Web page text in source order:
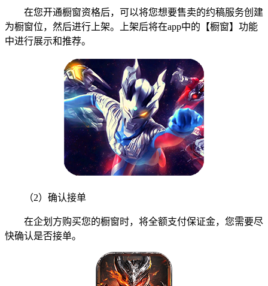
在您开通橱窗资格后，可以将您想要售卖的约稿服务创建
为橱窗位，然后进行上架。上架后将在app中的【橱窗】功能
中进行展示和推荐。
（2）确认接单
在企划方购买您的橱窗时，将全额支付保证金，您需要尽
快确认是否接单。